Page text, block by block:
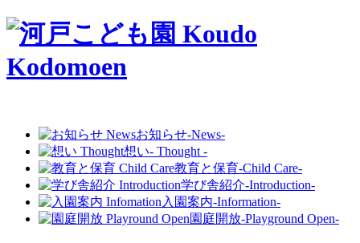
お知らせ-News-
想い- Thought -
教育と保育-Child Care-
学び舎紹介-Introduction-
入園案内-Information-
園庭開放-Playground Open-